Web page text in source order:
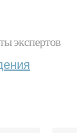
экспертов